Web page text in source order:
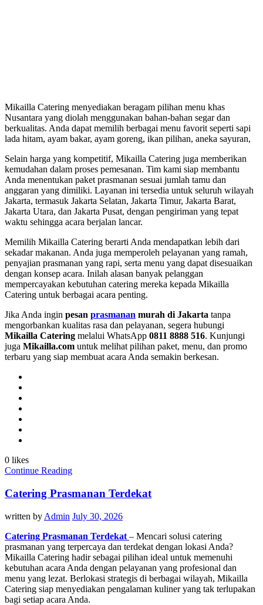
Mikailla Catering menyediakan beragam pilihan menu khas
Nusantara yang diolah menggunakan bahan-bahan segar dan
berkualitas. Anda dapat memilih berbagai menu favorit seperti sapi
lada hitam, ayam bakar, ayam goreng, ikan pilihan, aneka sayuran,
Selain harga yang kompetitif, Mikailla Catering juga memberikan
kemudahan dalam proses pemesanan. Tim kami siap membantu
Anda menentukan paket prasmanan sesuai jumlah tamu dan
anggaran yang dimiliki. Layanan ini tersedia untuk seluruh wilayah
Jakarta, termasuk Jakarta Selatan, Jakarta Timur, Jakarta Barat,
Jakarta Utara, dan Jakarta Pusat, dengan pengiriman yang tepat
waktu sehingga acara berjalan lancar.
Memilih Mikailla Catering berarti Anda mendapatkan lebih dari
sekadar makanan. Anda juga memperoleh pelayanan yang ramah,
penyajian prasmanan yang rapi, serta menu yang dapat disesuaikan
dengan konsep acara. Inilah alasan banyak pelanggan
mempercayakan kebutuhan catering mereka kepada Mikailla
Catering untuk berbagai acara penting.
Jika Anda ingin pesan prasmanan murah di Jakarta tanpa
mengorbankan kualitas rasa dan pelayanan, segera hubungi
Mikailla Catering melalui WhatsApp 0811 8888 516. Kunjungi
juga Mikailla.com untuk melihat pilihan paket, menu, dan promo
terbaru yang siap membuat acara Anda semakin berkesan.
0 likes
Continue Reading
Catering Prasmanan Terdekat
written by Admin July 30, 2026
Catering Prasmanan Terdekat – Mencari solusi catering
prasmanan yang terpercaya dan terdekat dengan lokasi Anda?
Mikailla Catering hadir sebagai pilihan ideal untuk memenuhi
kebutuhan acara Anda dengan pelayanan yang profesional dan
menu yang lezat. Berlokasi strategis di berbagai wilayah, Mikailla
Catering siap menyediakan pengalaman kuliner yang tak terlupakan
bagi setiap acara Anda.